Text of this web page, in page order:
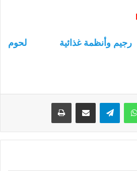
رجيم وأنظمة غذائية
لحوم
واتساب